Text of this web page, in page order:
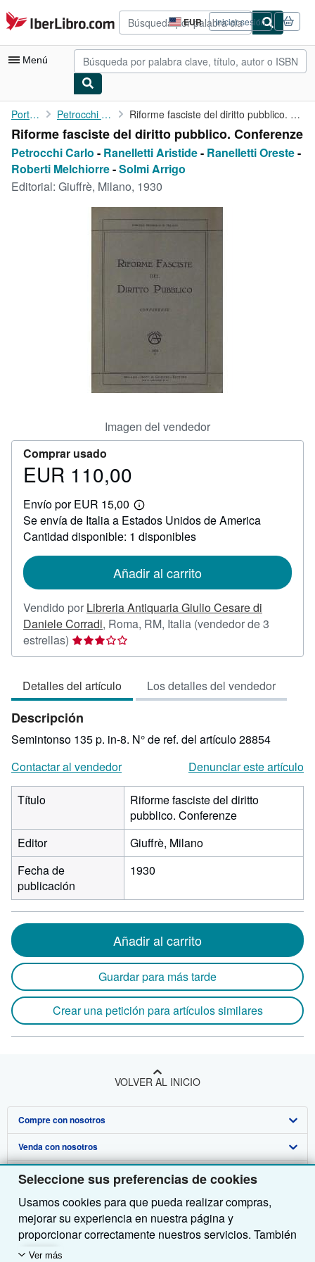
Seleccione sus preferencias de cookies
Usamos cookies para que pueda realizar compras,
mejorar su experiencia en nuestra página y
proporcionar correctamente nuestros servicios. También
utilizamos cookies para comprender el modo en que los
Ver más
Pasar al contenido principal
IberLibro.com EUR
Preferencias
de
compra
del
Iniciar sesión
Menú
Mi cuenta
Consultar mis pedidos
Búsqueda avanzada
Colecciones
CERRAR
Portada Petrocchi Carlo Riforme fasciste del diritto pubblico. Conferenze
Riforme fasciste del diritto pubblico. Conferenze
Petrocchi Carlo - Ranelletti Aristide- Ranelletti Oreste-
Roberti Melchiorre-Solmi Arrigo
Editorial: Giuffrè, Milano, 1930
Imagen del vendedor
Comprar usado
Precio
110,00
EUR 110,00
Envío por EUR 15,00
Más
información
sobre
las
envío
Se envía de Italia a Estados Unidos de America
Cantidad disponible: 1 disponibles
Añadir al carrito
Vendido por Libreria Antiquaria Giulio Cesare di
Daniele Corradi, Roma, RM, Italia (vendedor de 3
estrellas) Calificación
del
3
de
5
estrellas
Detalles del artículo Los detalles del vendedor
Descripción
Semintonso 135 p. in-8. N° de ref. del artículo 28854
Contactar al vendedor
Denunciar este artículo
Título
Riforme fasciste del diritto
pubblico. Conferenze
Editor
Giuffrè, Milano
Fecha de
publicación
1930
Añadir al carrito
Guardar para más tarde
Crear una petición para artículos similares
VOLVER AL INICIO
Compre con nosotros
Búsqueda avanzada
Colecciones
Mi cuenta
Mis pedidos
Ver carrito
Venda con nosotros
Comenzar a vender
Únase a nuestro programa de afiliados
Recomiende un vendedor
Sobre nosotros
Sobre IberLibro
Medios
Empleo
Obtener Ayuda
Preguntas frecuentes y guías
Atención al Cliente
Otras compañías de AbeBooks
AbeBooks.com
Siga a IberLibro